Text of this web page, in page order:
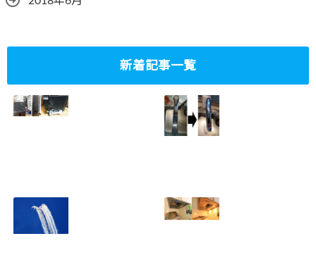
新着記事一覧
ド対応
2023.10.14
チレス水栓にDIY
で交換